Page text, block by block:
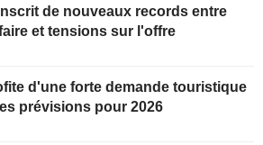
de nouveaux records entre
et tensions sur l'offre
d'une forte demande touristique
prévisions pour 2026